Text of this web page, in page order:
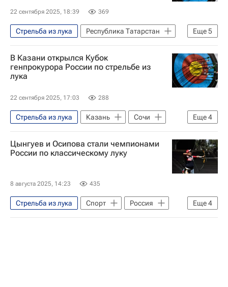
22 сентября 2025, 18:39 369
Еще5
Стрельба из лука
Республика Татарстан
Казань
Россия
Игорь Краснов
Рустам Минниханов
Республика Татарстан (Татарстан)
В Казани открылся Кубок
генпрокурора России по стрельбе из
лука
22 сентября 2025, 17:03 288
Еще4
Стрельба из лука Казань
Сочи
Россия
Игорь Краснов
Рустам Минниханов
Спорт
Цынгуев и Осипова стали чемпионами
России по классическому луку
8 августа 2025, 14:23 435
Еще4
Стрельба из лука Спорт
Россия
Елена Осипова
Санкт-Петербург